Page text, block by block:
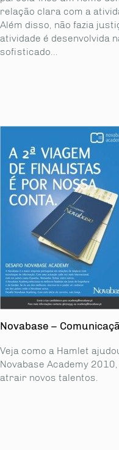
relação clara com a
Além disso, não fazia
atividade é desenvolvida
sofisticado...
Novabase –
Veja como a Hamlet
Novabase Academy
atrair novos talentos.